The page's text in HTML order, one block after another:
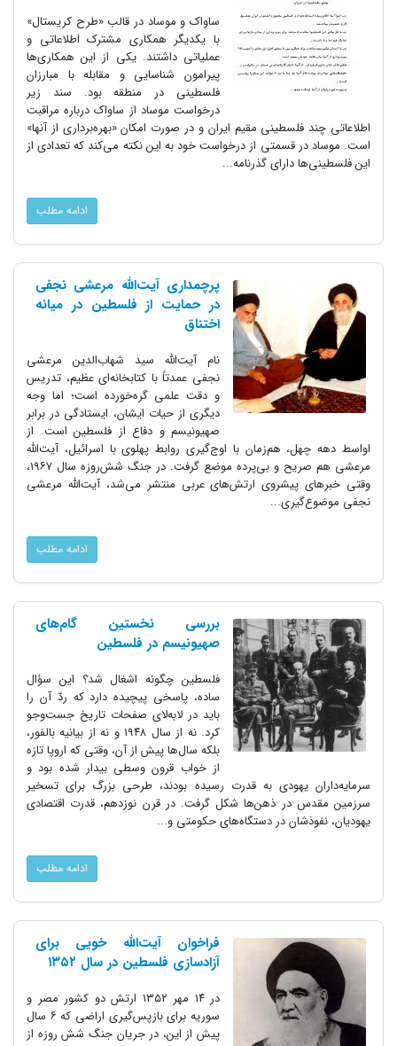
ساواک و موساد در قالب «طرح کریستال»
با یکدیگر همکاری مشترک اطلاعاتی و
عملیاتی داشتند. یکی از این همکاری‌ها
پیرامون شناسایی و مقابله با مبارزان
فلسطینی در منطقه بود. سند زیر
درخواست موساد از ساواک درباره مراقبت
اطلاعاتی چند فلسطینی مقیم ایران و در صورت امکان «بهره‌برداری از آنها»
است. موساد در قسمتی از درخواست خود به این نکته می‌کند که تعدادی از
این فلسطینی‌ها دارای گذرنامه...
ادامه مطلب
پرچمداری آیت‌الله مرعشی نجفی
در حمایت از فلسطین در میانه
اختناق
نام آیت‌الله سید شهاب‌الدین مرعشی
نجفی عمدتاً با کتابخانه‌ای عظیم، تدریس
و دقت علمی گره‌خورده است؛ اما وجه
دیگری از حیات ایشان، ایستادگی در برابر
صهیونیسم و دفاع از فلسطین است. از
اواسط دهه چهل، هم‌زمان با اوج‌گیری روابط پهلوی با اسرائیل، آیت‌الله
مرعشی هم صریح و بی‌پرده موضع گرفت. در جنگ شش‌روزه سال ۱۹۶۷،
وقتی خبرهای پیشروی ارتش‌های عربی منتشر می‌شد، آیت‌الله مرعشی
نجفی موضوع‌گیری...
ادامه مطلب
بررسی نخستین گام‌های
صهیونیسم در فلسطین
فلسطین چگونه اشغال شد؟ این سؤال
ساده، پاسخی پیچیده دارد که ردّ آن را
باید در لابه‌لای صفحات تاریخ جست‌وجو
کرد. نه از سال ۱۹۴۸ و نه از بیانیه بالفور،
بلکه سال‌ها پیش از آن، وقتی که اروپا تازه
از خواب قرون وسطی بیدار شده بود و
سرمایه‌داران یهودی به قدرت رسیده بودند، طرحی بزرگ برای تسخیر
سرزمین مقدس در ذهن‌ها شکل گرفت. در قرن نوزدهم، قدرت اقتصادی
یهودیان، نفوذشان در دستگاه‌های حکومتی و...
ادامه مطلب
فراخوان آیت‌الله خویی برای
آزادسازی فلسطین در سال ۱۳۵۲
در ۱۴ مهر ۱۳۵۲ ارتش دو کشور مصر و
سوریه برای بازپس‌گیری اراضی که ۶ سال
پیش از این، در جریان جنگ شش روزه از